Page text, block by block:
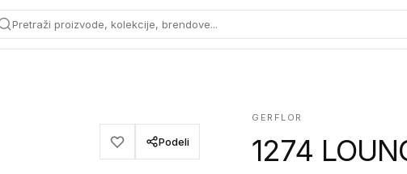
Pretraži proizvode, kolekcije, brendove...
Podeli
GERFLOR
1274